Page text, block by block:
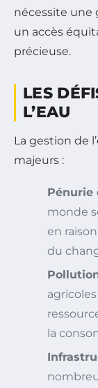
nécessite une
un accès
précieuse.
LES
L’EAU
La gestion de
majeurs :
Pénurie
monde
en
du
la